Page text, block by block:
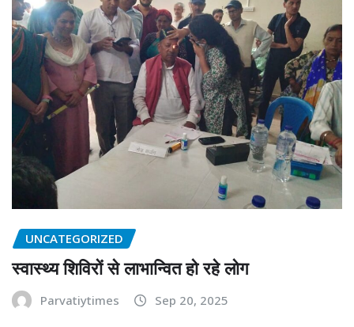
UNCATEGORIZED
स्वास्थ्य शिविरों से लाभान्वित हो रहे लोग
Parvatiytimes Sep 20, 2025